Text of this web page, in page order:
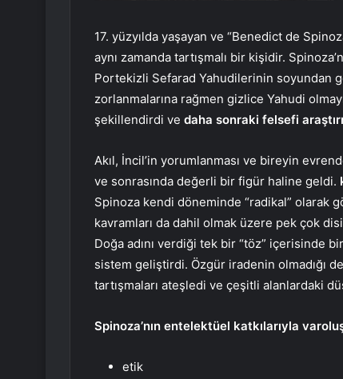
17. yüzyılda yaşayan ve “Benedict de
aynı zamanda tartışmalı bir kişidir.
Portekizli Sefarad Yahudilerinin soyundan
zorlanmalarına rağmen gizlice Yahudi
şekillendirdi ve daha sonraki felsefi
Akıl, İncil’in yorumlanması ve bireyin
ve sonrasında değerli bir figür haline geldi.
Spinoza kendi döneminde “radikal” olarak
kavramları da dahil olmak üzere pek çok
Doğa adını verdiği tek bir “töz” içerisinde
sistem geliştirdi. Özgür iradenin olmadığı
tartışmaları ateşledi ve çeşitli alanlardaki
Spinoza’nın entelektüel katkılarıyla
etik